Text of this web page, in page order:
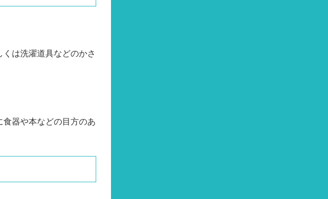
は洗濯道具などのかさ
器や本などの目方のあ